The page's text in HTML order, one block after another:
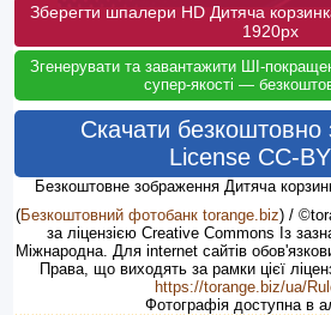
Зберегти шпалери HD Дитяча
1920px
Згенерувати та завантажити ШІ-
супер-якості —
Скачати безкоштовно
License CC-
Безкоштовне зображення Дитяча
(Безкоштовний фотобанк torange.biz) /
за ліцензією Creative Commons Із
Міжнародна. Для internet сайтів
Права, що виходять за рамки цієї
https://torange.biz/ua/
Фотографія доступна в